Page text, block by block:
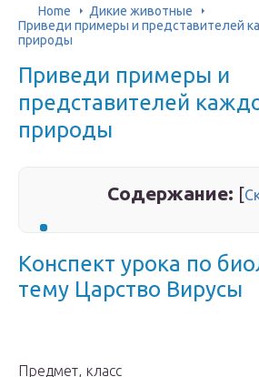
Home
Дикие животные
Приведи примеры и представителей
природы
Приведи примеры и
представителей
природы
Содержание: [
Конспект урока по
тему Царство Вирусы
Предмет, класс